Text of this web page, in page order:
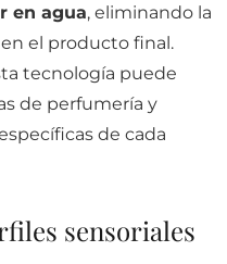
en agua, eliminando la
el producto final.
tecnología puede
de perfumería y
de cada
sensoriales